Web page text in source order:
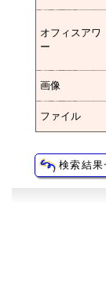
オフィスアワ
ー
画像
ファイル